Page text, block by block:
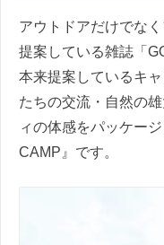
アウトドアだけでな
提案している雑誌「
本来提案しているキ
たちの交流・自然の
ィの体感をパッケー
CAMP』です。